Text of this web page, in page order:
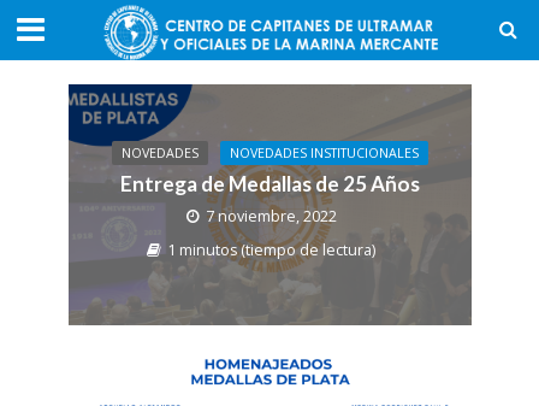
NOVEDADES NOVEDADES INSTITUCIONALES
Entrega de Medallas de 25 Años
7 noviembre, 2022
1 minutos (tiempo de lectura)